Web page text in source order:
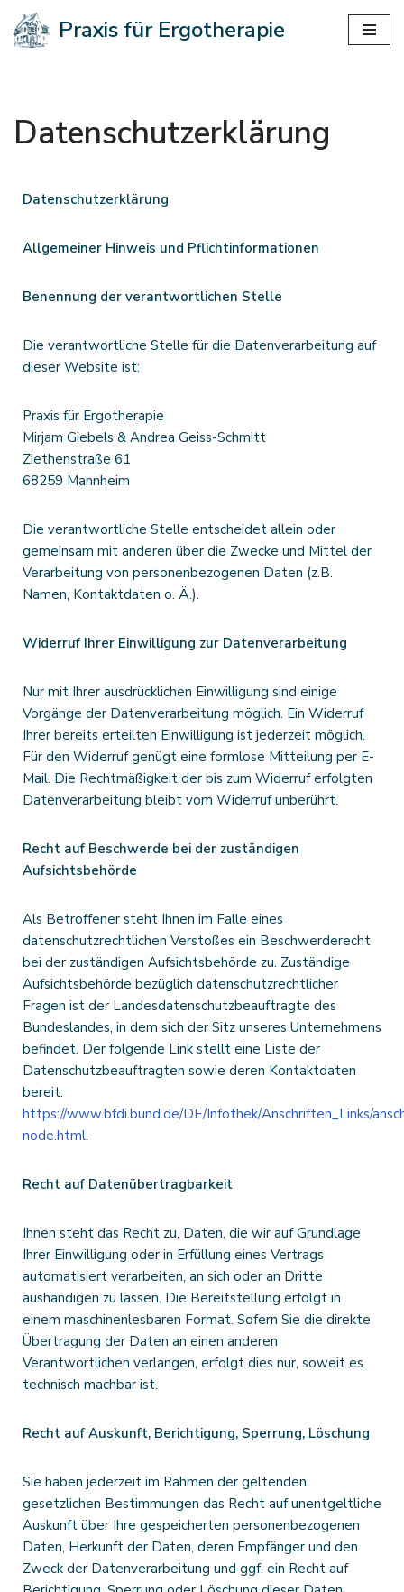
Zum
Praxis für Ergotherapie
Datenschutzerklärung
Datenschutzerklärung
Allgemeiner Hinweis und Pflichtinformationen
Benennung der verantwortlichen Stelle
Die verantwortliche Stelle für die Datenverarbeitung auf
dieser Website ist:
Praxis für Ergotherapie
Mirjam Giebels & Andrea Geiss-Schmitt
Ziethenstraße 61
68259 Mannheim
Die verantwortliche Stelle entscheidet allein oder
gemeinsam mit anderen über die Zwecke und Mittel der
Verarbeitung von personenbezogenen Daten (z.B.
Namen, Kontaktdaten o. Ä.).
Widerruf Ihrer Einwilligung zur Datenverarbeitung
Nur mit Ihrer ausdrücklichen Einwilligung sind einige
Vorgänge der Datenverarbeitung möglich. Ein Widerruf
Ihrer bereits erteilten Einwilligung ist jederzeit möglich.
Für den Widerruf genügt eine formlose Mitteilung per E-
Mail. Die Rechtmäßigkeit der bis zum Widerruf erfolgten
Datenverarbeitung bleibt vom Widerruf unberührt.
Recht auf Beschwerde bei der zuständigen
Aufsichtsbehörde
Als Betroffener steht Ihnen im Falle eines
datenschutzrechtlichen Verstoßes ein Beschwerderecht
bei der zuständigen Aufsichtsbehörde zu. Zuständige
Aufsichtsbehörde bezüglich datenschutzrechtlicher
Fragen ist der Landesdatenschutzbeauftragte des
Bundeslandes, in dem sich der Sitz unseres Unternehmens
befindet. Der folgende Link stellt eine Liste der
Datenschutzbeauftragten sowie deren Kontaktdaten
bereit:
https://www.bfdi.bund.de/DE/Infothek/Anschriften_Links/
node.html.
Recht auf Datenübertragbarkeit
Ihnen steht das Recht zu, Daten, die wir auf Grundlage
Ihrer Einwilligung oder in Erfüllung eines Vertrags
automatisiert verarbeiten, an sich oder an Dritte
aushändigen zu lassen. Die Bereitstellung erfolgt in
einem maschinenlesbaren Format. Sofern Sie die direkte
Übertragung der Daten an einen anderen
Verantwortlichen verlangen, erfolgt dies nur, soweit es
technisch machbar ist.
Recht auf Auskunft, Berichtigung, Sperrung, Löschung
Sie haben jederzeit im Rahmen der geltenden
gesetzlichen Bestimmungen das Recht auf unentgeltliche
Auskunft über Ihre gespeicherten personenbezogenen
Daten, Herkunft der Daten, deren Empfänger und den
Zweck der Datenverarbeitung und ggf. ein Recht auf